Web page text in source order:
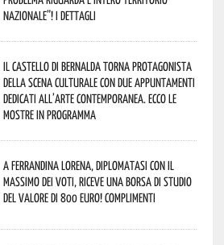
Nazionale”! I dettagli
Il Castello di Bernalda torna protagonista
della scena culturale con due appuntamenti
dedicati all’arte contemporanea. Ecco le
mostre in programma
A Ferrandina Lorena, diplomatasi con il
massimo dei voti, riceve una borsa di studio
del valore di 800 euro! Complimenti